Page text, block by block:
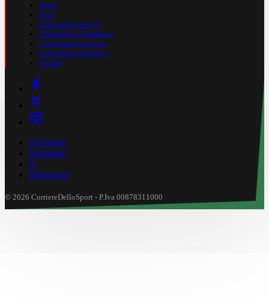
Video
Foto
Calendario Serie A
Calendario Champions
Calendario Europa L.
Calendario Premier L.
Casinò
Facebook
Instagram
X
WhatsApp
© 2026 CorriereDelloSport - P.Iva 00878311000